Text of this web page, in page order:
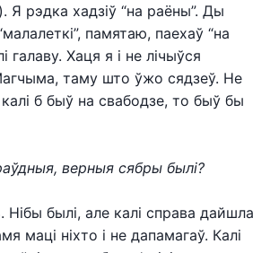
рэдка хадзіў “на раёны”. Ды
памятаю, паехаў “на
галаву. Хаця я і не лічыўся
таму што ўжо сядзеў. Не
б быў на свабодзе, то быў бы
верныя сябры былі?
былі, але калі справа дайшла
маці ніхто і не дапамагаў. Калі